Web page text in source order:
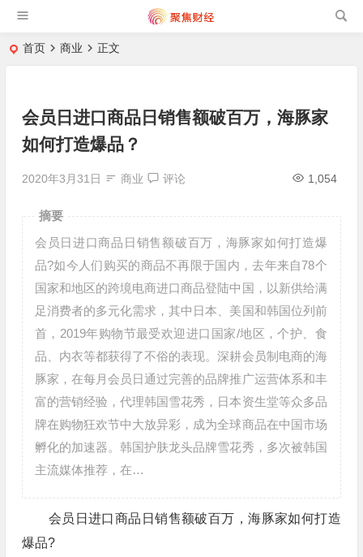
首页 商业 正文
会员日进口商品日销售额破百万，海豚家
如何打造爆品？
2020年3月31日 商业 评论 1,054
摘要
会员日进口商品日销售额破百万，海豚家如何打造爆
品?如今人们购买的商品不再限于国内，去年来自78个
国家和地区的跨境电商进口商品登陆中国，以新供给满
足消费者的多元化需求，其中日本、美国和韩国位列前
首，2019年购物节最受欢迎进口国家/地区，个护、食
品、内衣等都获得了不俗的表现。深耕会员制电商的海
豚家，在每月会员日通过完善的品牌推广运营体系和丰
富的营销经验，代理韩国雪花秀，日本资生堂等众多品
牌在购物狂欢节中大放异彩，成为全球商品在中国市场
孵化的加速器。韩国护肤龙头品牌雪花秀，多次被韩国
主流媒体推荐，在…
会员日进口商品日销售额破百万，海豚家如何打造
爆品?